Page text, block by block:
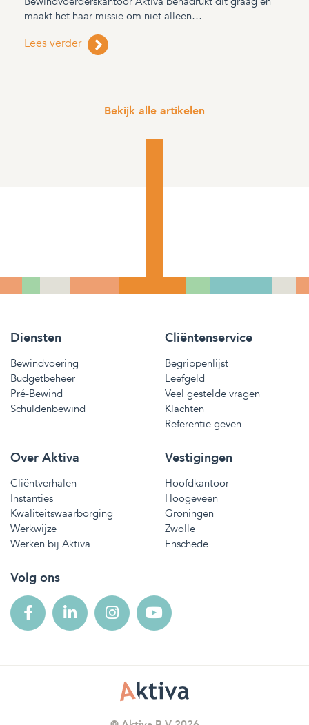
maakt het haar missie om niet alleen…
Lees verder
Bekijk alle artikelen
Diensten
Bewindvoering
Budgetbeheer
Pré-Bewind
Schuldenbewind
Cliëntenservice
Begrippenlijst
Leefgeld
Veel gestelde vragen
Klachten
Referentie geven
Over Aktiva
Cliëntverhalen
Instanties
Kwaliteitswaarborging
Werkwijze
Werken bij Aktiva
Vestigingen
Hoofdkantoor
Hoogeveen
Groningen
Zwolle
Enschede
Volg ons